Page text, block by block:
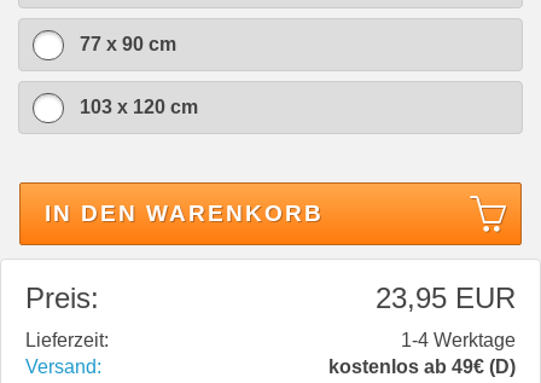
77 x 90 cm
103 x 120 cm
IN DEN WARENKORB
Preis: 23,95 EUR
Lieferzeit:
1-4 Werktage
Versand:
kostenlos ab 49€ (D)